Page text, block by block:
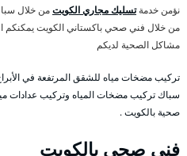
نؤمن خدمةتسليك مجاري الكويتمن خلال
من خلال فني صحي باكستاني الكويت
مشاكل الصحية لديكم
تركيب مضخات مياه للشقق المرتفعة في
سباك تركيب مضخات المياه وتركيب عدادات
صحية بالكويت .
فني صحي بالكويت